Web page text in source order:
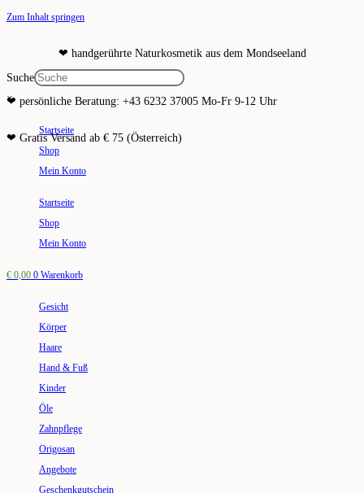
Zum Inhalt springen
❤ handgerührte Naturkosmetik aus dem Mondseeland
❤ persönliche Beratung: +43 6232 37005 Mo-Fr 9-12 Uhr
❤ Gratis Versand ab € 75 (Österreich)
Suche
×
Startseite
Shop
Mein Konto
Startseite
Shop
Mein Konto
€ 0,00 0 Warenkorb
Gesicht
Körper
Haare
Hand & Fuß
Kinder
Öle
Zahnpflege
Origosan
Angebote
Geschenkgutschein